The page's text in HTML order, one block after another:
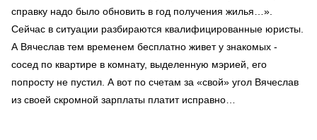
справку надо было обновить в год получения жилья…».
Сейчас в ситуации разбираются квалифицированные юристы.
А Вячеслав тем временем бесплатно живет у знакомых -
сосед по квартире в комнату, выделенную мэрией, его
попросту не пустил. А вот по счетам за «свой» угол Вячеслав
из своей скромной зарплаты платит исправно…